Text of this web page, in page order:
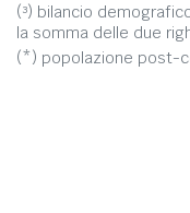
(³) bilancio
la somma delle due
(*) popolazione post-